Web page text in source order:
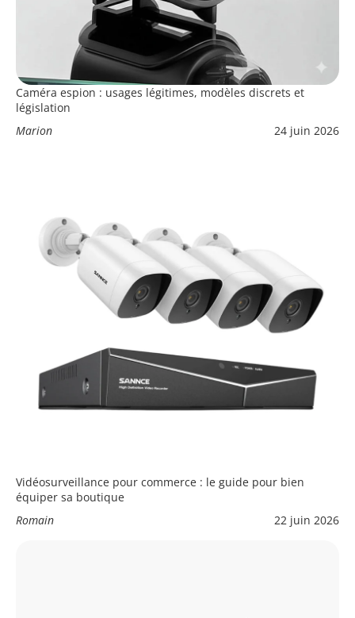
Caméra espion : usages légitimes, modèles discrets et
législation
Marion
24 juin 2026
Vidéosurveillance pour commerce : le guide pour bien
équiper sa boutique
Romain
22 juin 2026